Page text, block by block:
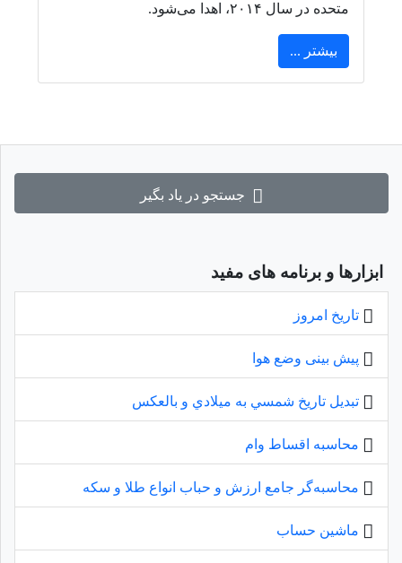
جستجو در یاد بگیر
ابزارها و برنامه های مفید
تاریخ امروز
پیش بینی وضع هوا
تبديل تاريخ شمسي به ميلادي و بالعكس
محاسبه اقساط وام
محاسبه‌گر جامع ارزش و حباب انواع طلا و سکه
ماشین حساب
متحده در سال ۲۰۱۴، اهدا می‌شود.
بیشتر ...